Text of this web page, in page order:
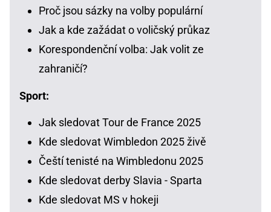
Proč jsou sázky na volby populární
Jak a kde zažádat o voličský průkaz
Korespondenční volba: Jak volit ze
zahraničí?
Sport:
Jak sledovat Tour de France 2025
Kde sledovat Wimbledon 2025 živě
Čeští tenisté na Wimbledonu 2025
Kde sledovat derby Slavia - Sparta
Kde sledovat MS v hokeji